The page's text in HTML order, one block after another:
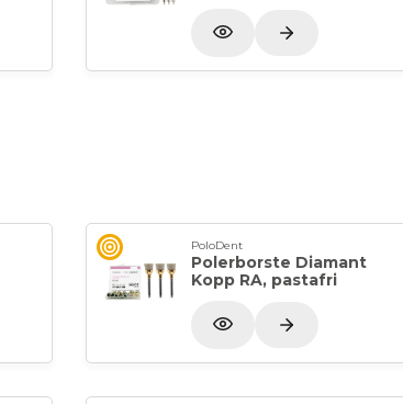
PoloDent
Polerborste Diamant
Kopp RA, pastafri